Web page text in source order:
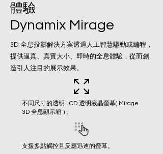
體驗
Dynamix Mirage
3D 全息投影解決方案透過人工智慧驅動或編程，
提供逼真、真實大小、即時的全息體驗，從而創
造引人注目的展示效果。
不同尺寸的透明 LCD 透明液晶螢幕( Mirage
3D 全息顯示箱 ) 。
支援多點觸控且反應迅速的螢幕。